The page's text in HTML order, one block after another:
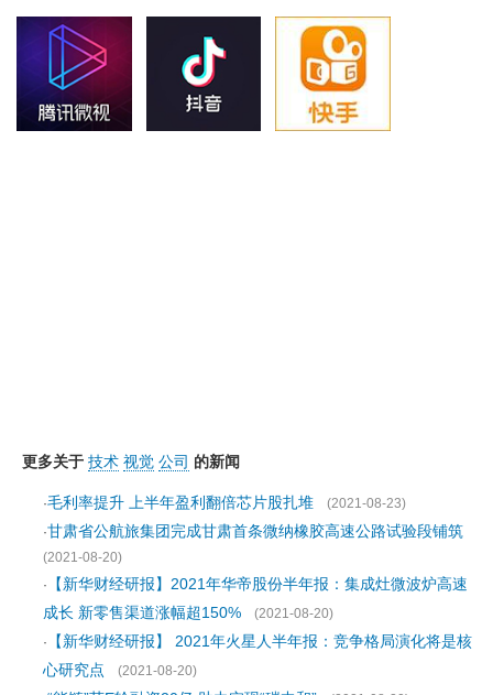
更多关于 技术 视觉 公司 的新闻
·毛利率提升 上半年盈利翻倍芯片股扎堆
(2021-08-23)
·甘肃省公航旅集团完成甘肃首条微纳橡胶高速公路试验段铺筑
(2021-08-20)
·
【新华财经研报】2021年华帝股份半年报：集成灶微波炉高速
成长 新零售渠道涨幅超150%
(2021-08-20)
·
【新华财经研报】 2021年火星人半年报：竞争格局演化将是核
心研究点
(2021-08-20)